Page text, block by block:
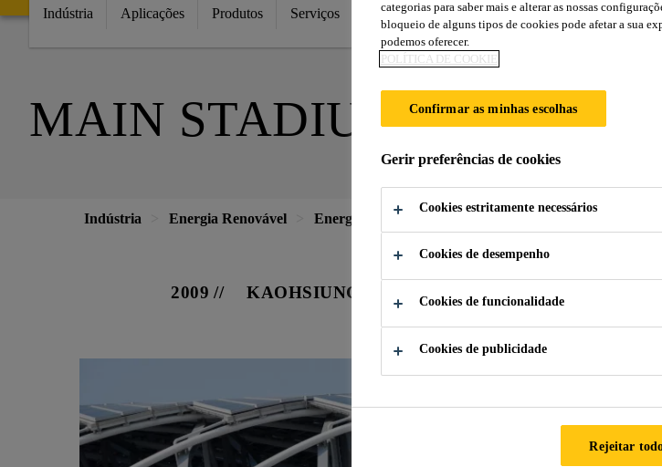
Indústria Aplicações Produtos Serviços Inovação Atendimento Técnico Indústria
MAIN STADIUM WORLD
Indústria Energia Renovável Energia Solar
2009 KAOHSIUNG, TAIWAN
This
categorias para saber mais e alterar as nossas
bloqueio de alguns tipos de cookies pode afetar a sua
podemos oferecer.
POLÍTICA DE COOKIE
Confirmar as minhas escolhas
Gerir preferências de cookies
Cookies estritamente necessários
Cookies de desempenho
Cookies de funcionalidade
Cookies de publicidade
Rejeitar